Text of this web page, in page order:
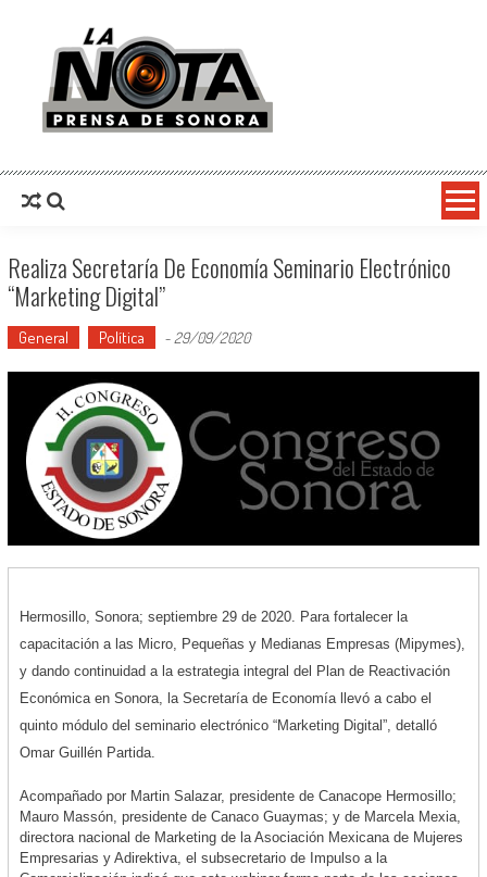
La Nota Prensa De Sonora
Realiza Secretaría De Economía Seminario Electrónico
“Marketing Digital”
General Política - 29/09/2020
Hermosillo, Sonora; septiembre 29 de 2020. Para fortalecer la
capacitación a las Micro, Pequeñas y Medianas Empresas (Mipymes),
y dando continuidad a la estrategia integral del Plan de Reactivación
Económica en Sonora, la Secretaría de Economía llevó a cabo el
quinto módulo del seminario electrónico “Marketing Digital”, detalló
Omar Guillén Partida.
Acompañado por Martin Salazar, presidente de Canacope Hermosillo;
Mauro Massón, presidente de Canaco Guaymas; y de Marcela Mexia,
directora nacional de Marketing de la Asociación Mexicana de Mujeres
Empresarias y Adirektiva, el subsecretario de Impulso a la